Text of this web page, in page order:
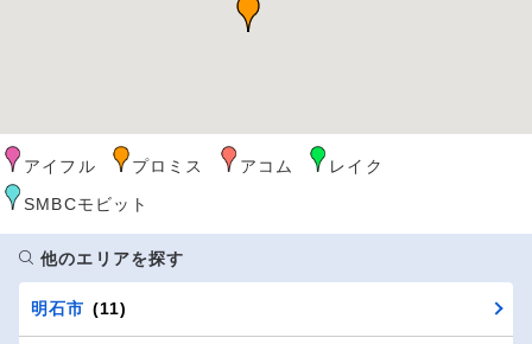
アイフル プロミス アコム
レイク
SMBCモビット
他のエリアを探す
明石市 (11)